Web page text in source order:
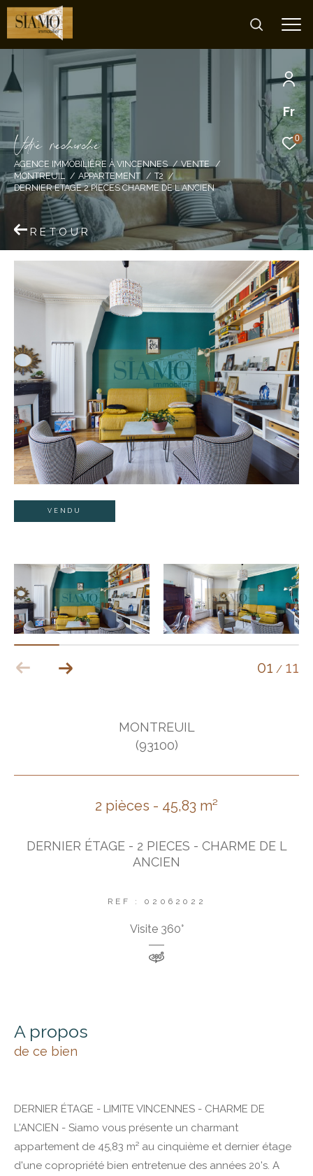
Fr
0
Vore recece
AGENCE IMMOBILIÈRE À VINCENNES
VENTE
MONTREUIL
APPARTEMENT
T2
DERNIER ETAGE 2 PIECES CHARME DE L ANCIEN
RETOUR
VENDU
01 / 11
MONTREUIL
(93100)
2 pièces - 45,83 m²
DERNIER ÉTAGE - 2 PIECES - CHARME DE L
ANCIEN
REF : 02062022
Visite 360°
a propos
de ce bien
DERNIER ÉTAGE - LIMITE VINCENNES - CHARME DE
L'ANCIEN - Siamo vous présente un charmant
appartement de 45,83 m² au cinquième et dernier étage
d'une copropriété bien entretenue des années 20's. A